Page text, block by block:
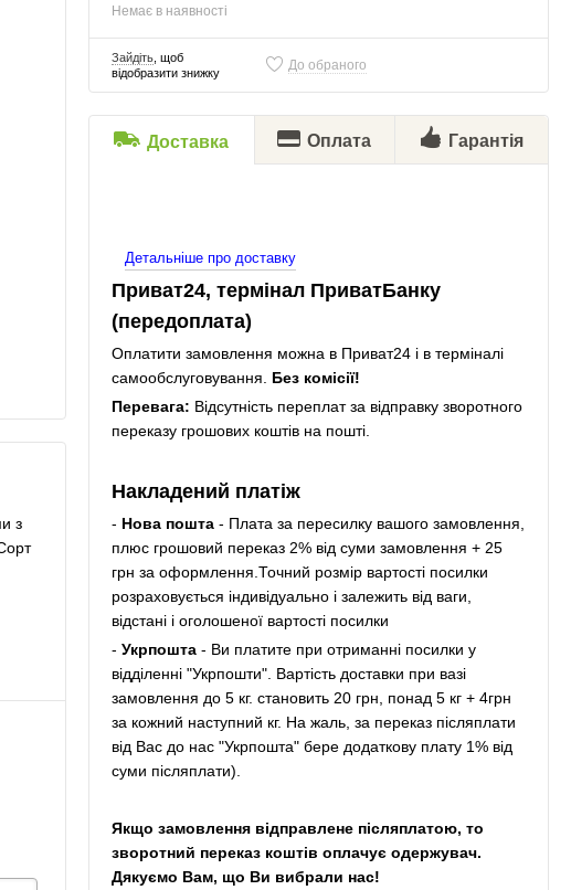
з
Немає в наявності
Зайдіть, щоб
відобразити знижку
До обраного
Доставка Оплата Гарантія
Детальніше про доставку
Приват24, термінал ПриватБанку
(передоплата)
Оплатити замовлення можна в Приват24 і в терміналі
самообслуговування. Без комісії!
Перевага: Відсутність переплат за відправку зворотного
переказу грошових коштів на пошті.
Накладений платіж
- Нова пошта- Плата за пересилку вашого замовлення,
плюс грошовий переказ 2% від суми замовлення + 25
грн за оформлення.Точний розмір вартості посилки
розраховується індивідуально і залежить від ваги,
відстані і оголошеної вартості посилки
- Укрпошта- Ви платите при отриманні посилки у
відділенні "Укрпошти". Вартість доставки при вазі
замовлення до 5 кг. становить 20 грн, понад 5 кг + 4грн
за кожний наступний кг. На жаль, за переказ післяплати
від Вас до нас "Укрпошта" бере додаткову плату 1% від
суми післяплати).
Якщо замовлення відправлене післяплатою, то
зворотний переказ коштів оплачує одержувач.
Дякуємо Вам, що Ви вибрали нас!